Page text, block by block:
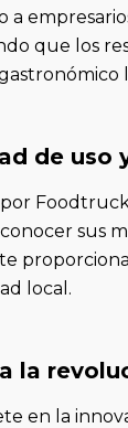
a
que los
de uso
conocer sus
local.
la
en la